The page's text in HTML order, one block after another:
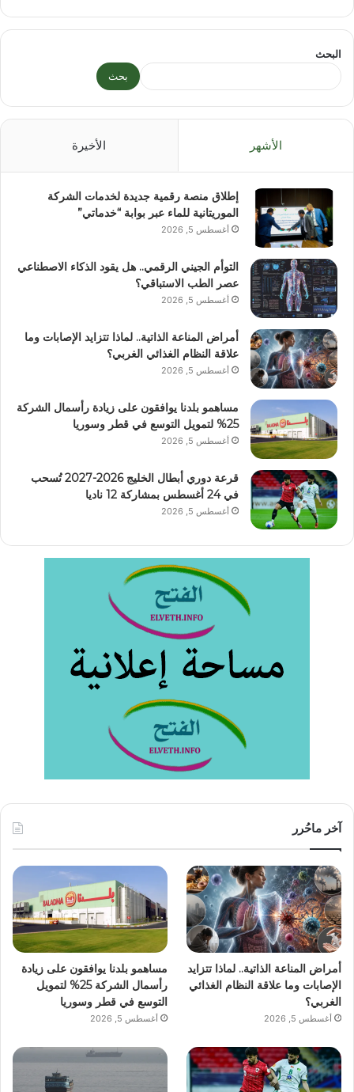
البحث
بحث
الأشهر الأخيرة
إطلاق منصة رقمية جديدة لخدمات الشركة
الموريتانية للماء عبر بوابة “خدماتي”
أغسطس 5, 2026
التوأم الجيني الرقمي.. هل يقود الذكاء الاصطناعي
عصر الطب الاستباقي؟
أغسطس 5, 2026
أمراض المناعة الذاتية.. لماذا تتزايد الإصابات وما
علاقة النظام الغذائي الغربي؟
أغسطس 5, 2026
مساهمو بلدنا يوافقون على زيادة رأسمال الشركة
25% لتمويل التوسع في قطر وسوريا
أغسطس 5, 2026
قرعة دوري أبطال الخليج 2026-2027 تُسحب
في 24 أغسطس بمشاركة 12 ناديا
أغسطس 5, 2026
آخر ماحُرر
أمراض المناعة الذاتية.. لماذا تتزايد
الإصابات وما علاقة النظام الغذائي
الغربي؟
أغسطس 5, 2026
مساهمو بلدنا يوافقون على زيادة
رأسمال الشركة 25% لتمويل
التوسع في قطر وسوريا
أغسطس 5, 2026